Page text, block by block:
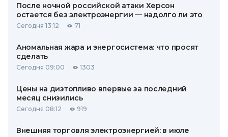
После ночной российской атаки Херсон
остается без электроэнергии — надолго ли это
Сегодня 13:12 71
Аномальная жара и энергосистема: что просят
сделать
Сегодня 09:00 1303
Цены на дизтопливо впервые за последний
месяц снизились
Сегодня 08:12 919
Внешняя торговля электроэнергией: в июле